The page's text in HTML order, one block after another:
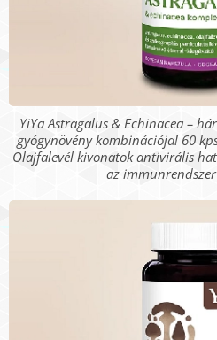
YiYa Astragalus & Echinacea –
gyógynövény kombinációja! 60
Olajfalevél kivonatok antivirális
az